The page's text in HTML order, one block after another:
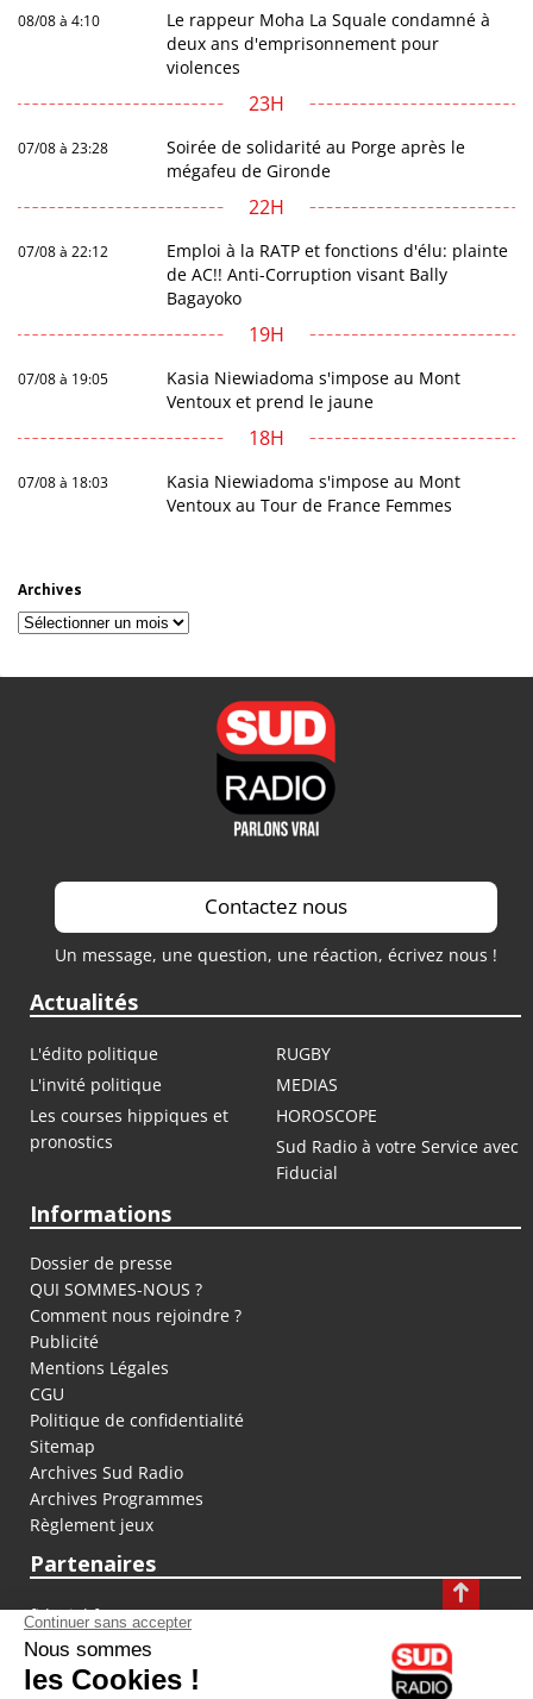
08/08 à 4:10
Le rappeur Moha La Squale condamné à
deux ans d'emprisonnement pour
violences
23H
07/08 à 23:28
Soirée de solidarité au Porge après le
mégafeu de Gironde
22H
07/08 à 22:12
Emploi à la RATP et fonctions d'élu: plainte
de AC!! Anti-Corruption visant Bally
Bagayoko
19H
07/08 à 19:05
Kasia Niewiadoma s'impose au Mont
Ventoux et prend le jaune
18H
07/08 à 18:03
Kasia Niewiadoma s'impose au Mont
Ventoux au Tour de France Femmes
Archives
Archives
Contactez nous
Un message, une question, une réaction, écrivez nous !
Actualités
L'édito politique
RUGBY
L'invité politique
MEDIAS
Les courses hippiques et
pronostics
HOROSCOPE
Sud Radio à votre Service avec
Fiducial
Informations
Dossier de presse
QUI SOMMES-NOUS ?
Comment nous rejoindre ?
Publicité
Mentions Légales
CGU
Politique de confidentialité
Sitemap
Archives Sud Radio
Archives Programmes
Règlement jeux
Partenaires
fiducial.fr
lyoncapitale.fr
olympique-et-lyonnais.com